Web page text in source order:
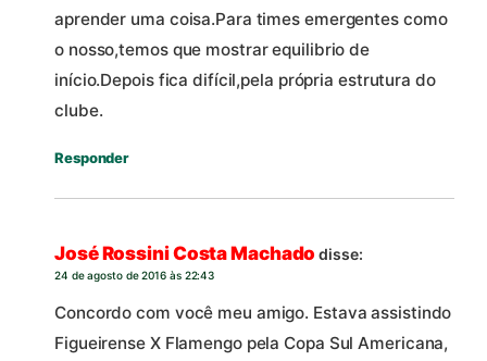
aprender uma coisa.Para times emergentes como
o nosso,temos que mostrar equilibrio de
início.Depois fica difícil,pela própria estrutura do
clube.
Responder
José Rossini Costa Machado disse:
24 de agosto de 2016 às 22:43
Concordo com você meu amigo. Estava assistindo
Figueirense X Flamengo pela Copa Sul Americana,